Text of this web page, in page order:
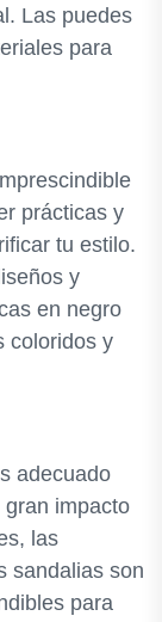
Las puedes
para
prácticas y
tu estilo.
y
en negro
coloridos y
adecuado
impacto
las
sandalias son
para